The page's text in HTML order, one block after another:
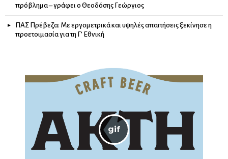
πρόβλημα – γράφει ο Θεοδόσης Γεώργιος
ΠΑΣ Πρέβεζα: Με εργομετρικά και υψηλές απαιτήσεις ξεκίνησε η
προετοιμασία για τη Γ’ Εθνική